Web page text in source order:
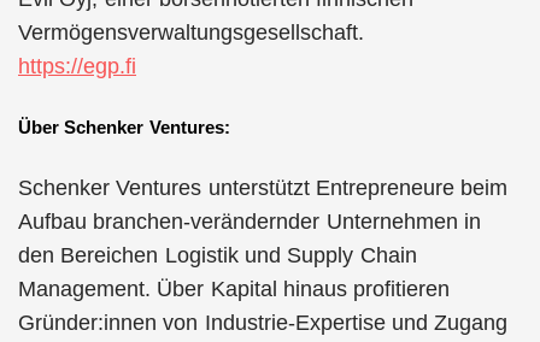
Vermögensverwaltungsgesellschaft.
https://egp.fi
Über Schenker Ventures:
Schenker Ventures unterstützt Entrepreneure beim
Aufbau branchen-verändernder Unternehmen in
den Bereichen Logistik und Supply Chain
Management. Über Kapital hinaus profitieren
Gründer:innen von Industrie-Expertise und Zugang